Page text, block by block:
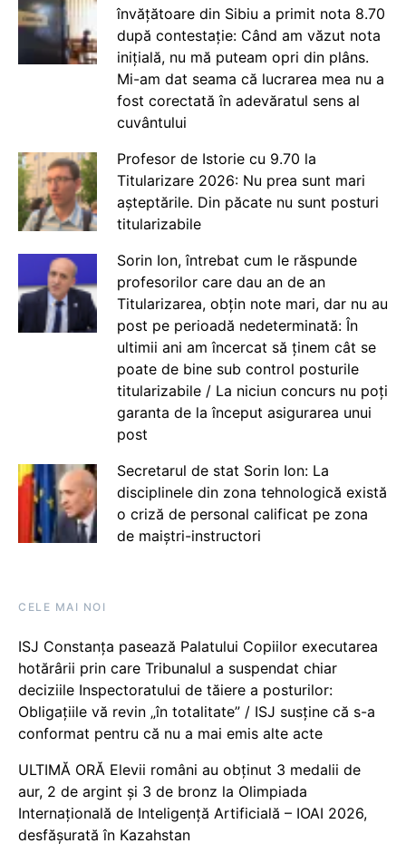
învățătoare din Sibiu a primit nota 8.70
după contestație: Când am văzut nota
inițială, nu mă puteam opri din plâns.
Mi-am dat seama că lucrarea mea nu a
fost corectată în adevăratul sens al
cuvântului
Profesor de Istorie cu 9.70 la
Titularizare 2026: Nu prea sunt mari
așteptările. Din păcate nu sunt posturi
titularizabile
Sorin Ion, întrebat cum le răspunde
profesorilor care dau an de an
Titularizarea, obțin note mari, dar nu au
post pe perioadă nedeterminată: În
ultimii ani am încercat să ținem cât se
poate de bine sub control posturile
titularizabile / La niciun concurs nu poți
garanta de la început asigurarea unui
post
Secretarul de stat Sorin Ion: La
disciplinele din zona tehnologică există
o criză de personal calificat pe zona
de maiștri-instructori
CELE MAI NOI
ISJ Constanța pasează Palatului Copiilor executarea
hotărârii prin care Tribunalul a suspendat chiar
deciziile Inspectoratului de tăiere a posturilor:
Obligațiile vă revin „în totalitate” / ISJ susține că s-a
conformat pentru că nu a mai emis alte acte
ULTIMĂ ORĂ Elevii români au obținut 3 medalii de
aur, 2 de argint și 3 de bronz la Olimpiada
Internațională de Inteligență Artificială – IOAI 2026,
desfășurată în Kazahstan